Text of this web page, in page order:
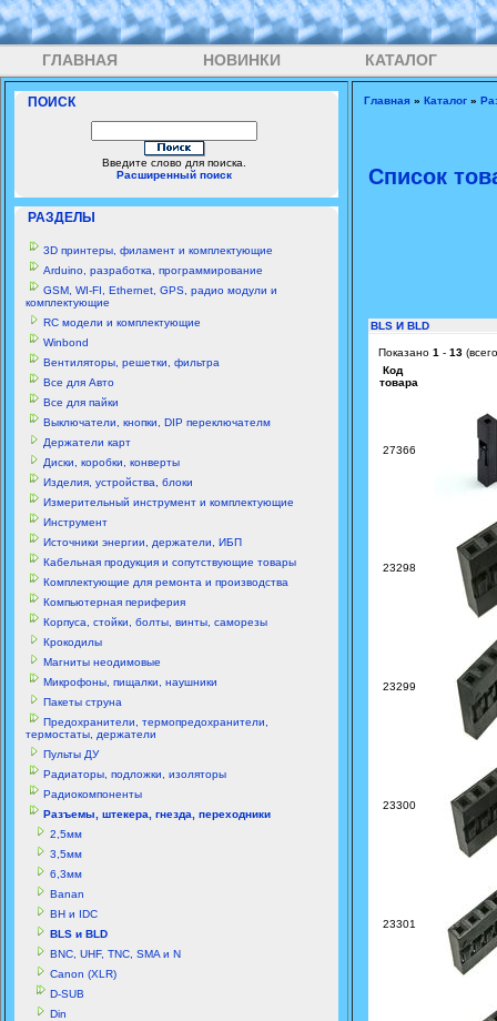
ГЛАВНАЯ НОВИНКИ КАТАЛОГ
ПОИСК
Введите слово для поиска.
Расширенный поиск
РАЗДЕЛЫ
3D принтеры, филамент и комплектующие
Arduino, разработка, программирование
GSM, WI-FI, Ethernet, GPS, радио модули и
комплектующие
RC модели и комплектующие
Winbond
Вентиляторы, решетки, фильтра
Все для Авто
Все для пайки
Выключатели, кнопки, DIP переключателм
Держатели карт
Диски, коробки, конверты
Изделия, устройства, блоки
Измерительный инструмент и комплектующие
Инструмент
Источники энергии, держатели, ИБП
Кабельная продукция и сопутствующие товары
Комплектующие для ремонта и производства
Компьютерная периферия
Корпуса, стойки, болты, винты, саморезы
Крокодилы
Магниты неодимовые
Микрофоны, пищалки, наушники
Пакеты струна
Предохранители, термопредохранители,
термостаты, держатели
Пульты ДУ
Радиаторы, подложки, изоляторы
Радиокомпоненты
Разъемы, штекера, гнезда, переходники
2,5мм
3,5мм
6,3мм
Banan
BH и IDC
BLS и BLD
BNC, UHF, TNC, SMA и N
Canon (XLR)
D-SUB
Din
Главная » Каталог »
Список
BLS И BLD
Показано 1 - 13
Код
товара
27366
23298
23299
23300
23301